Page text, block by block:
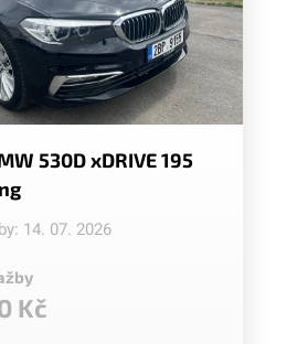
530D xDRIVE 195
14. 07. 2026
Kč